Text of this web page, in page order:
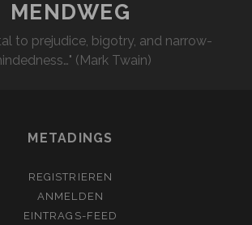
MENDWEG
to prejudice, bigotry, and narrow-
(Mark Twain)
METADINGS
REGISTRIEREN
ANMELDEN
EINTRAGS-FEED